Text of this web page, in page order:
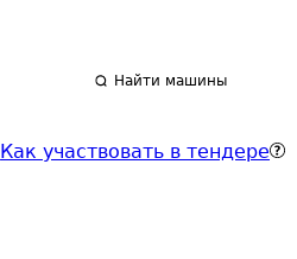
Найти машины
Как участвовать в тендере